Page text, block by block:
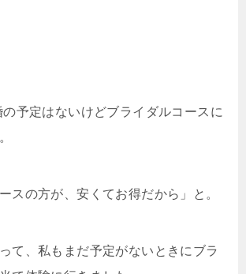
予定はないけどブライダルコースに
スの方が、安くてお得だから」と。
て、私もまだ予定がないときにブラ